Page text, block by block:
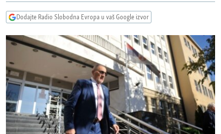
pretragu
FOTOGALERIJE
INFOGRAFIKE
PODCASTI
RAT U UKRAJINI
KINA NA BALKANU
RSE PRIČE IZ SVIJETA
ISPRIČAJ MI
DNEVNO@RSE
SPECIJALI RSE
VIŠE OD NASLOVA
Dodajte Radio Slobodna Evropa u vaš Google izvor